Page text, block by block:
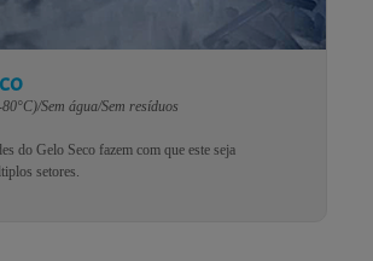
Sem água/Sem resíduos
do Gelo Seco fazem com que este seja
setores.